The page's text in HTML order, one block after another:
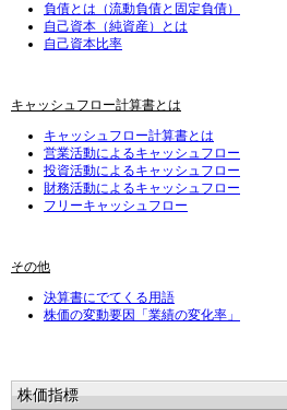
負債とは（流動負債と固定負債）
自己資本（純資産）とは
自己資本比率
キャッシュフロー計算書とは
キャッシュフロー計算書とは
営業活動によるキャッシュフロー
投資活動によるキャッシュフロー
財務活動によるキャッシュフロー
フリーキャッシュフロー
その他
決算書にでてくる用語
株価の変動要因「業績の変化率」
株価指標